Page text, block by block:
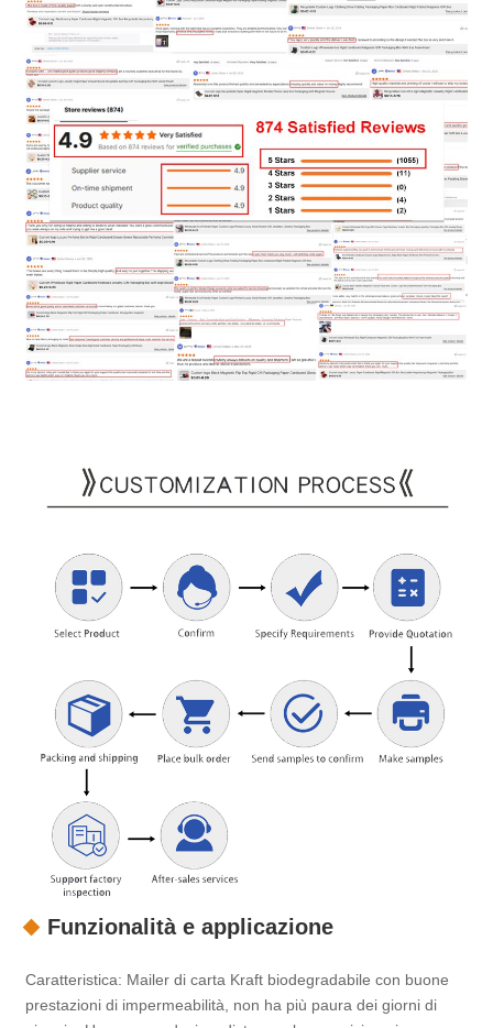
Funzionalità e applicazione
Caratteristica: Mailer di carta Kraft biodegradabile con buone
prestazioni di impermeabilità, non ha più paura dei giorni di